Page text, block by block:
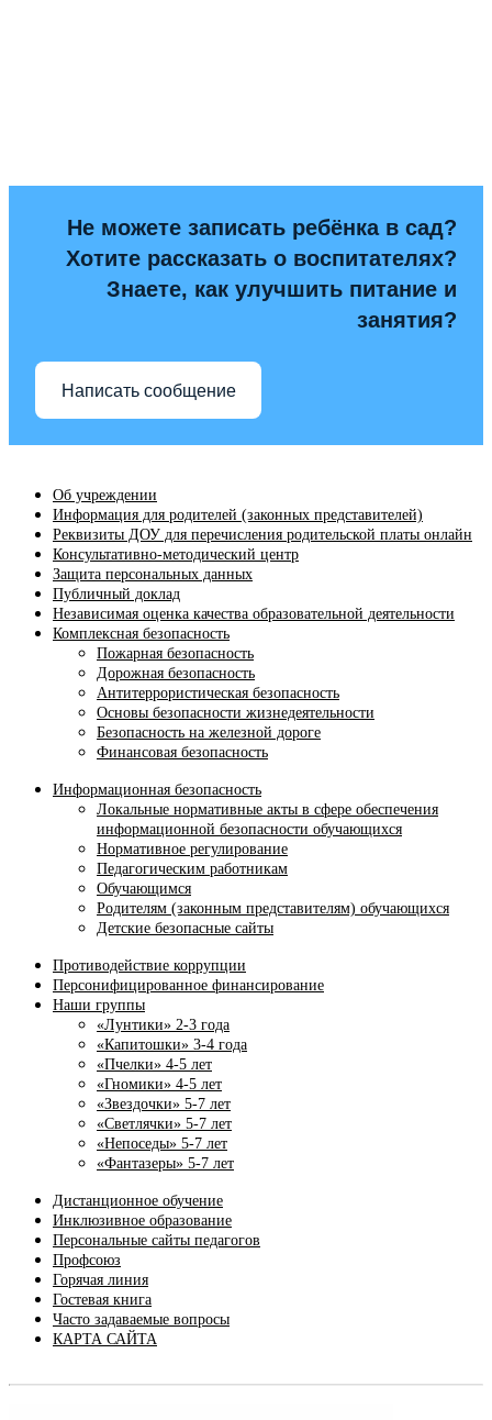
Не можете записать ребёнка в сад?
Хотите рассказать о воспитателях?
Знаете, как улучшить питание и
занятия?
Написать сообщение
Об учреждении
Информация для родителей (законных представителей)
Реквизиты ДОУ для перечисления родительской платы онлайн
Консультативно-методический центр
Защита персональных данных
Публичный доклад
Независимая оценка качества образовательной деятельности
Комплексная безопасность
Пожарная безопасность
Дорожная безопасность
Антитеррористическая безопасность
Основы безопасности жизнедеятельности
Безопасность на железной дороге
Финансовая безопасность
Информационная безопасность
Локальные нормативные акты в сфере обеспечения
информационной безопасности обучающихся
Нормативное регулирование
Педагогическим работникам
Обучающимся
Родителям (законным представителям) обучающихся
Детские безопасные сайты
Противодействие коррупции
Персонифицированное финансирование
Наши группы
«Лунтики» 2-3 года
«Капитошки» 3-4 года
«Пчелки» 4-5 лет
«Гномики» 4-5 лет
«Звездочки» 5-7 лет
«Светлячки» 5-7 лет
«Непоседы» 5-7 лет
«Фантазеры» 5-7 лет
Дистанционное обучение
Инклюзивное образование
Персональные сайты педагогов
Профсоюз
Горячая линия
Гостевая книга
Часто задаваемые вопросы
КАРТА САЙТА